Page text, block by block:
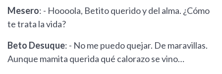
Mesero: - Hoooola, Betito querido y del alma. ¿Cómo
te trata la vida?
Beto Desuque: - No me puedo quejar. De maravillas.
Aunque mamita querida qué calorazo se vino…